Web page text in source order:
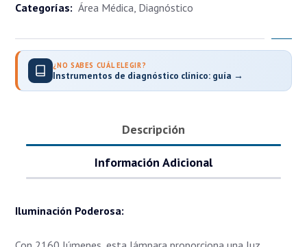
Categorías: Área Médica, Diagnóstico
¿NO SABES CUÁL ELEGIR?
Instrumentos de diagnóstico clínico: guía →
Descripción
Información Adicional
Iluminación Poderosa: